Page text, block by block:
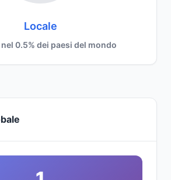
Locale
0.5% dei paesi del mondo